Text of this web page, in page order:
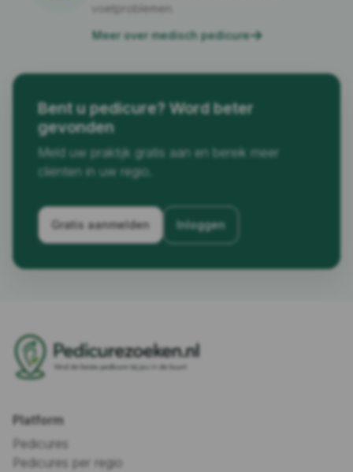
voetproblemen.
Meer over medisch pedicure
Bent u pedicure? Word beter
gevonden
Meld uw praktijk gratis aan en bereik meer
cliënten in uw regio.
Gratis aanmelden Inloggen
Platform
Pedicures
Pedicures per regio